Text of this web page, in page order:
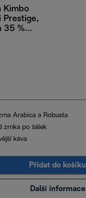
Kimbo
Prestige,
35 %
Arabica a Robusta
zrnka po šálek
káva
Přidat do košíku
Další informace